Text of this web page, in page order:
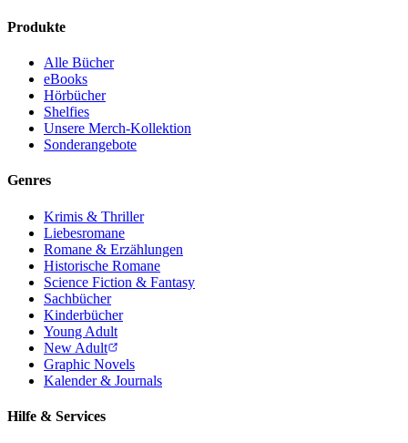
Produkte
Alle Bücher
eBooks
Hörbücher
Shelfies
Unsere Merch-Kollektion
Sonderangebote
Genres
Krimis & Thriller
Liebesromane
Romane & Erzählungen
Historische Romane
Science Fiction & Fantasy
Sachbücher
Kinderbücher
Young Adult
New Adult
Graphic Novels
Kalender & Journals
Hilfe & Services